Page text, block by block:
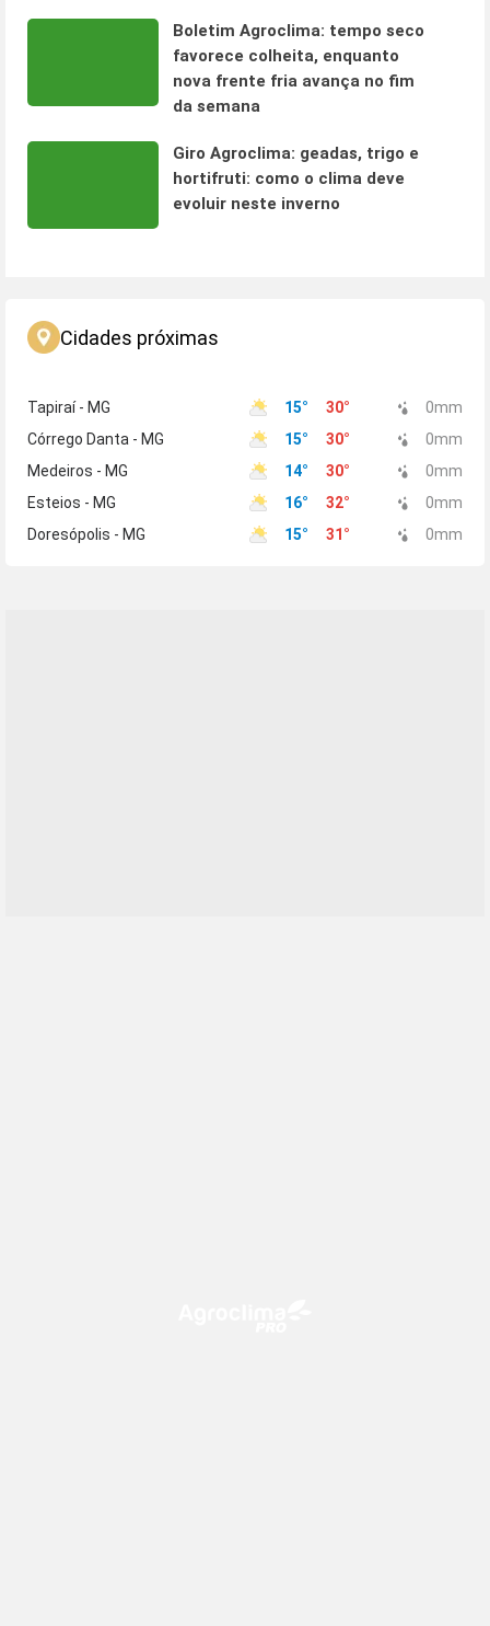
Boletim Agroclima: tempo seco
favorece colheita, enquanto
nova frente fria avança no fim
da semana
Giro Agroclima: geadas, trigo e
hortifruti: como o clima deve
evoluir neste inverno
Cidades próximas
Tapiraí - MG 15° 30° 0mm
Córrego Danta - MG
15° 30° 0mm
Medeiros - MG
14° 30° 0mm
Esteios - MG
16° 32° 0mm
Doresópolis - MG
15° 31 ° 0mm